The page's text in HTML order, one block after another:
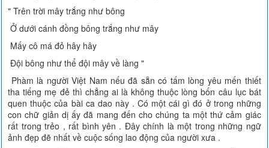
" Trên trời mây trắng như bông
Ở dưới cánh đồng bông trắng như mây
Mấy cô má đỏ hây hây
Đội bông như thể đội mây về làng "
Phàm là người Việt Nam nếu đã sẵn có tấm lòng yêu mến thiết
tha tiếng mẹ đẻ thì chẳng ai là không thuộc lòng bốn câu lục bát
quen thuộc của bài ca dao này . Có một cái gì đó ở trong những
con chữ giản dị ấy đã mang đến cho chúng ta một thứ cảm giác
rất trong trẻo , rất bình yên . Đây chính là một trong những ngữ
ảnh đẹp đẽ nhất về cuộc sống lao động của người xưa .